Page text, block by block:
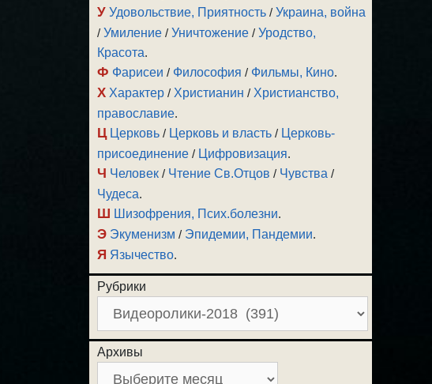
У Удовольствие, Приятность /Украина, война
/Умиление /Уничтожение /Уродство,
Красота.
Ф Фарисеи / Философия / Фильмы, Кино.
Х Характер / Христианин / Христианство,
православие.
Ц Церковь / Церковь и власть / Церковь-
присоединение / Цифровизация.
Ч Человек / Чтение Св.Отцов / Чувства /
Чудеса.
Ш Шизофрения, Псих.болезни.
Э Экуменизм / Эпидемии, Пандемии.
Я Язычество.
Рубрики
Архивы